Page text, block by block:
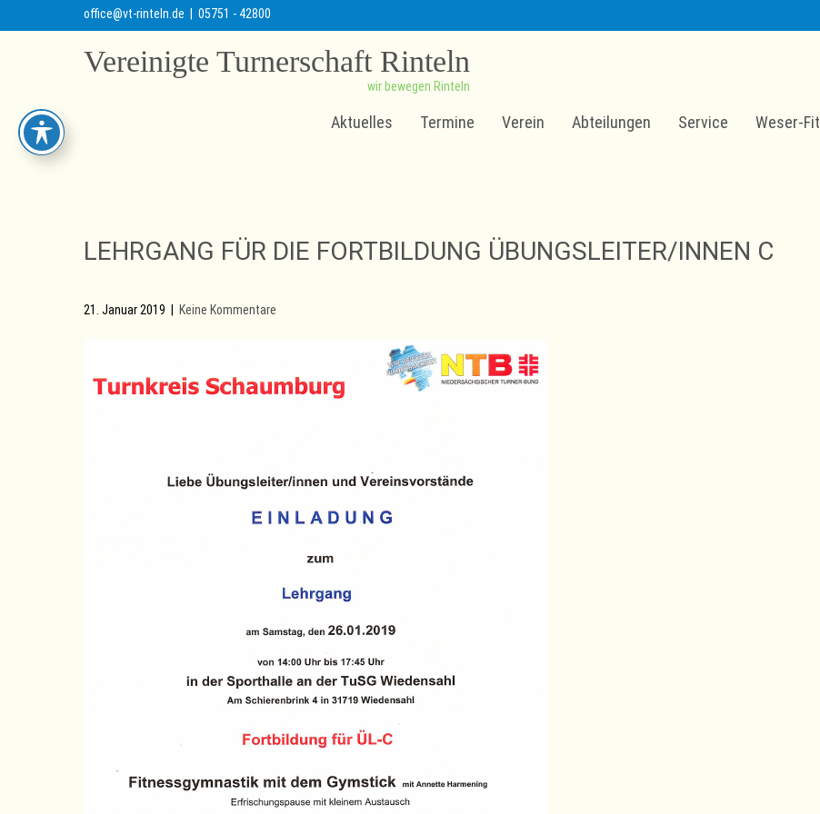
office@vt-rinteln.de | 05751 - 42800
Vereinigte Turnerschaft Rinteln
wir bewegen Rinteln
Aktuelles Termine Verein Abteilungen Service Weser-Fit
LEHRGANG FÜR DIE FORTBILDUNG ÜBUNGSLEITER/INNEN C
21. Januar 2019 Keine Kommentare